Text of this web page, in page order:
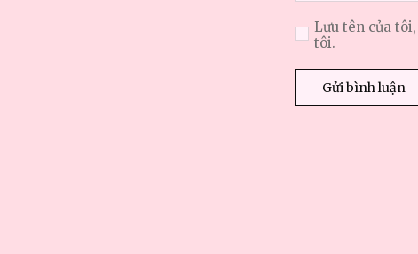
Lưu tên của
tôi.